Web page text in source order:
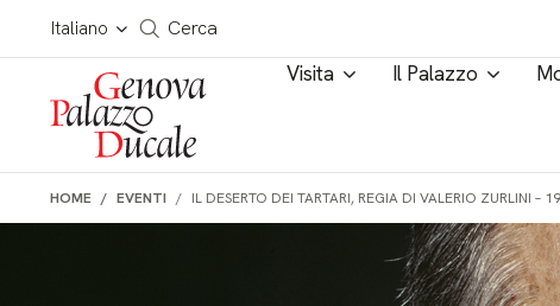
Salta al contenuto
Italiano
Cerca in tutto il sito
Cerca
Visita Il Palazzo
HOME EVENTI IL DESERTO DEI TARTARI, REGIA DI VALERIO ZURLINI –